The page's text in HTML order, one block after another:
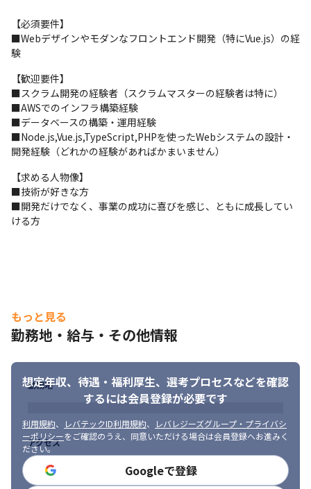
な関係なので、面倒な上下関係はありません。
残業もあまりないので、静かな環境で働きたい方には最適かと思
います。
■開発体制
グローバル水準のスクラム開発を実施
PDM/PMは社長、その下に開発エンジニアが6名の計7名体制のス
クラム開発チーム（全員日本人）
スプリントタームは1weekで、DailyReviewとSprintReview(週1)
を行う一般的なスクラムチームです。
■開発ツール
IDE: Visual Studio Code
タスク管理: Trello
ソースコード管理: Git/GitHub
■AI
LLM(ChatGPT) / Hugging Face  / Claude Code(AIDD)
Amazon EC2 / Amazon ECS / Amazon ECR / Amazon
CloudFront / Amazon RDS / Amazon S3 / AwS Code Commit /
【必須要件】
■Webデザインやモダンなフロントエンド開発（特にVue.js）の経
験
【歓迎要件】
■スクラム開発の経験者（スクラムマスターの経験者は特に）
■AWSでのインフラ構築経験
■データベースの構築・運用経験
■Node.js,Vue.js,TypeScript,PHPを使ったWebシステムの設計・
開発経験（どれかの経験があればかまいません）
【求める人物像】
■技術が好きな方
■開発だけでなく、事業の成功に喜びを感じ、ともに成長してい
ける方
もっと見る
勤務地・給与・その他情報
想定年収、待遇・福利厚生、 選考プロセスなどを確認
するには会員登録が必要です
利用規約、 レバテックID利用規約、
レバレジーズグループ・プライバシ
ーポリシーをご確認のうえ、同意いただける場合は会員登録へお進みく
ださい。
Googleで登録
勤務地
アクセス